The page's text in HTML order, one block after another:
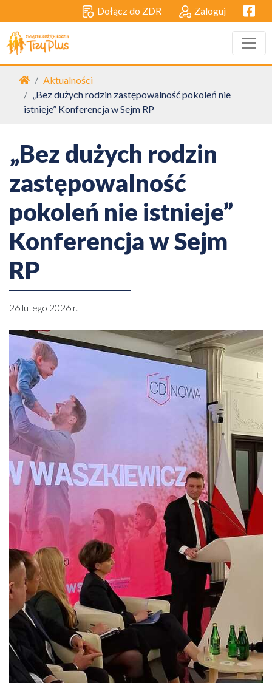
Dołącz do ZDR Zaloguj
Strona główna
Aktualności
„Bez dużych rodzin zastępowalność pokoleń nie
istnieje” Konferencja w Sejm RP
„Bez dużych rodzin
zastępowalność
pokoleń nie istnieje”
Konferencja w Sejm
RP
26 lutego 2026 r.